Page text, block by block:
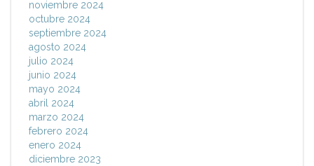
noviembre 2024
octubre 2024
septiembre 2024
agosto 2024
julio 2024
junio 2024
mayo 2024
abril 2024
marzo 2024
febrero 2024
enero 2024
diciembre 2023